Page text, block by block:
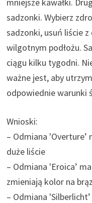
sadzonki. Wybierz
sadzonki, usuń liście
wilgotnym podłożu.
ciągu kilku tygodni.
ważne jest, aby
odpowiednie warunki
Wnioski:
– Odmiana
duże liście
– Odmiana 'Eroica’
zmieniają kolor na
– Odmiana